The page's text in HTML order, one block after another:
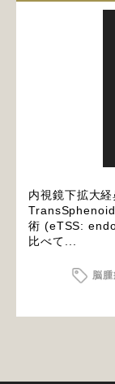
内視鏡下拡大
術 (eTSS:
比べて...
脳腫